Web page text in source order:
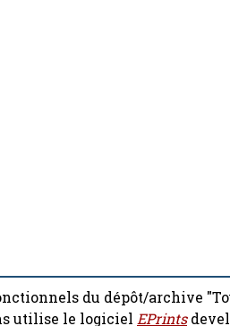
du dépôt/archive
utilise le logiciel EPrints